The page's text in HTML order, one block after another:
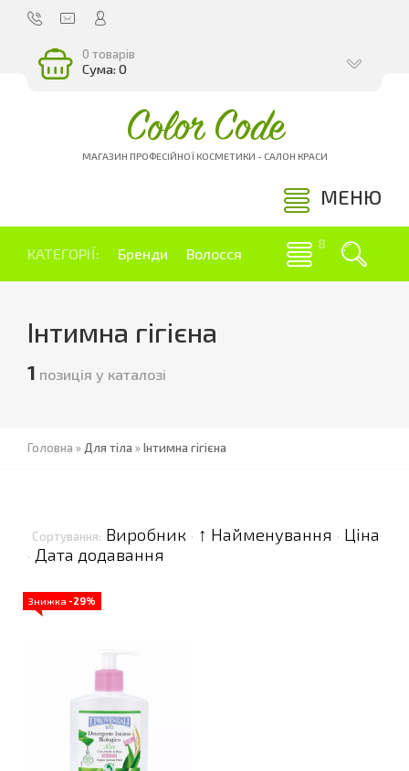
0 товарів
Сума: 0
Color Code
МАГАЗИН ПРОФЕСІЙНОЇ КОСМЕТИКИ - САЛОН КРАСИ
МЕНЮ
КАТЕГОРІЇ: Бренди Волосся
Інтимна гігієна
1 позиція у каталозі
Головна » Для тіла »Інтимна гігієна
Сортування: Виробник · ↑ Найменування · Ціна
· Дата додавання
Знижка -29%